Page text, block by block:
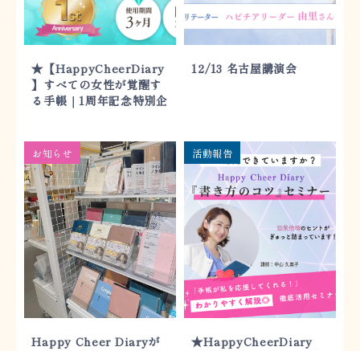
★【HappyCheerDiary
】すべての女性が覚醒す
る手帳｜1周年記念特別企
12/13 名古屋講演会
お知らせ
Happy Cheer Diaryが
活動報告
★HappyCheerDiary